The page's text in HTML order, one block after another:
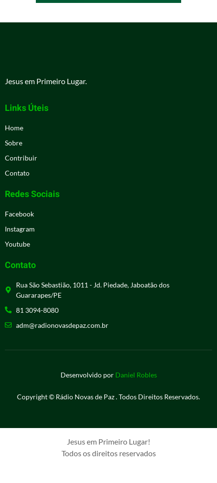
Jesus em Primeiro Lugar.
Links Úteis
Home
Sobre
Contribuir
Contato
Redes Sociais
Facebook
Instagram
Youtube
Contato
Rua São Sebastião, 1011 - Jd. Piedade, Jaboatão dos
Guararapes/PE
81 3094-8080
adm@radionovasdepaz.com.br
Desenvolvido por Daniel Robles
Copyright © Rádio Novas de Paz . Todos Direitos Reservados.
Jesus em Primeiro Lugar!
Todos os direitos reservados